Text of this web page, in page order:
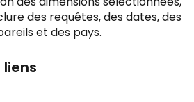
des requêtes, des dates, des
et des pays.